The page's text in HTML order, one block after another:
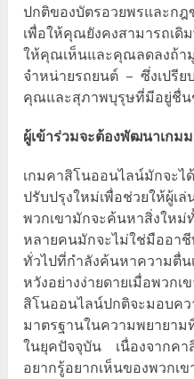
ปกติของบัตรอวยพรและกฎ
เพื่อให้คุณยังคงสามารถเ
ให้คุณเห็นและคุณลดลงถ้า
จำหน่ายรถยนต์ – ซึ่งเปรีย
คุณและสุภาพบุรุษที่มีอยู่ชื่น
ผู้เข้าร่วมจะต้องพัฒนาเกม
เกมคาสิโนออนไลน์มักจะไ
ปรับปรุงใหม่เพื่อช่วยให้ผู้เ
พวกเขามักจะค้นหาสิ่งใ
หลายคนมักจะไม่ใช่มืออ
ทั่วไปที่กำลังค้นหาความตื่น
หวังอย่างง่ายดายเมื่อพวกเ
สิโนออนไลน์ปกติจะมอบค
มาตรฐานในความพยายาม
ในยุคปัจจุบัน เนื่องจากคา
อยากรู้อยากเห็นของพวกเ